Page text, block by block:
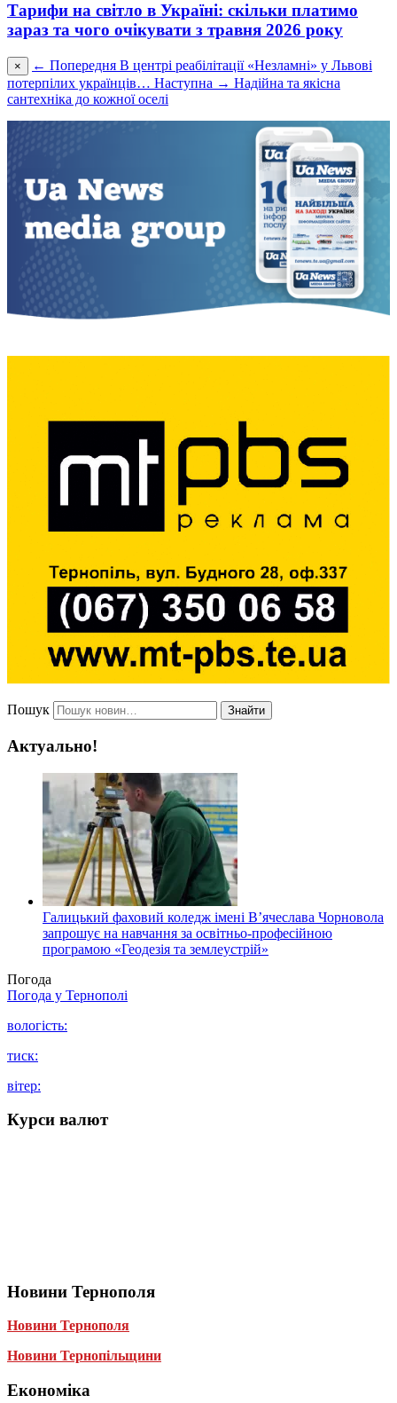
Тарифи на світло в Україні: скільки платимо
зараз та чого очікувати з травня 2026 року
× ← Попередня В центрі реабілітації «Незламні» у Львові
потерпілих українців… Наступна → Надійна та якісна
сантехніка до кожної оселі
Пошук Знайти
Актуально!
Галицький фаховий коледж імені В’ячеслава Чорновола
запрошує на навчання за освітньо-професійною
програмою «Геодезія та землеустрій»
Погода
Погода у Тернополі
вологість:
тиск:
вітер:
Курси валют
Новини Тернополя
Новини Тернополя
Новини Тернопільщини
Економіка